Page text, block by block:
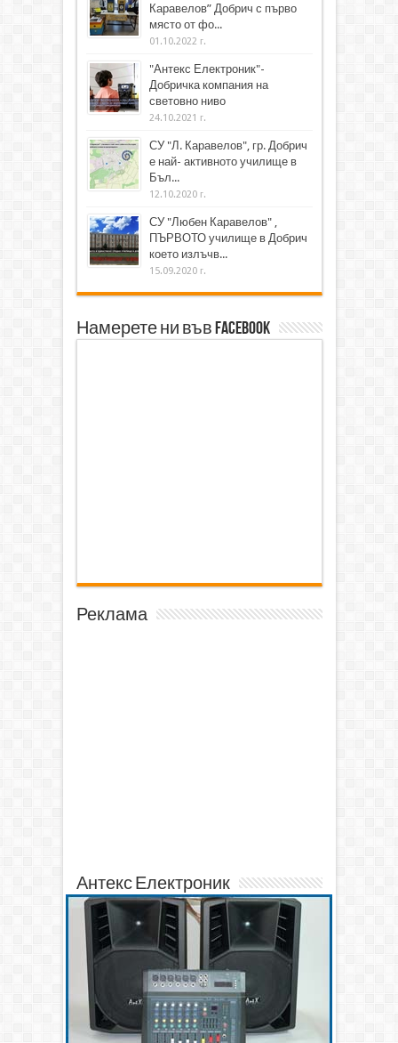
Каравелов” Добрич с първо
място от фо...
01.10.2022 г.
"Антекс Електроник"-
Добричка компания на
световно ниво
24.10.2021 г.
СУ "Л. Каравелов", гр. Добрич
е най- активното училище в
Бъл...
12.10.2020 г.
СУ "Любен Каравелов" ,
ПЪРВОТО училище в Добрич
което излъчв...
15.09.2020 г.
Намерете ни във Facebook
Реклама
Антекс Електроник